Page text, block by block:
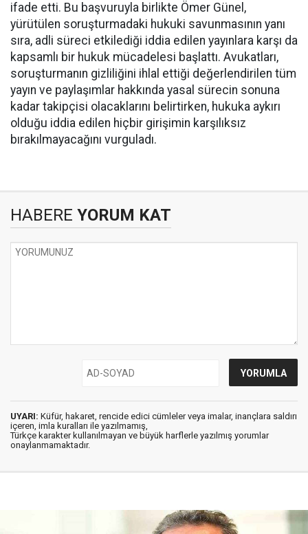
ifade etti. Bu başvuruyla birlikte Ömer Günel,
yürütülen soruşturmadaki hukuki savunmasının yanı
sıra, adli süreci etkilediği iddia edilen yayınlara karşı da
kapsamlı bir hukuk mücadelesi başlattı. Avukatları,
soruşturmanın gizliliğini ihlal ettiği değerlendirilen tüm
yayın ve paylaşımlar hakkında yasal sürecin sonuna
kadar takipçisi olacaklarını belirtirken, hukuka aykırı
olduğu iddia edilen hiçbir girişimin karşılıksız
bırakılmayacağını vurguladı.
HABERE YORUM KAT
UYARI: Küfür, hakaret, rencide edici cümleler veya imalar, inançlara saldırı
içeren, imla kuralları ile yazılmamış,
Türkçe karakter kullanılmayan ve büyük harflerle yazılmış yorumlar
onaylanmamaktadır.